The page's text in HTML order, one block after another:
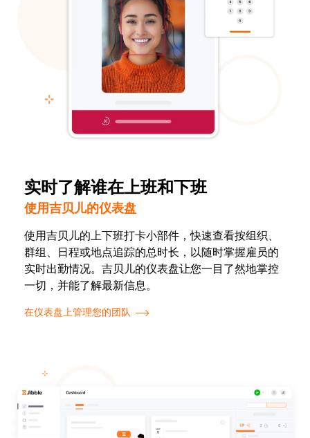
实时了解谁在上班和下班
使用吉贝儿的仪表盘
使用吉贝儿的上下班打卡小部件，快速查看按组织、
群组、日程或地点追踪的总时长，以随时掌握雇员的
实时出勤情况。吉贝儿的仪表盘让您一目了然地掌控
一切，并能了解最新信息。
在仪表盘上管理您的团队